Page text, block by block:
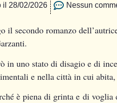
il 28/02/2026 Nessun
il secondo romanzo
in uno stato di disagio e di
e nella città in cui
è piena di grinta e di voglia